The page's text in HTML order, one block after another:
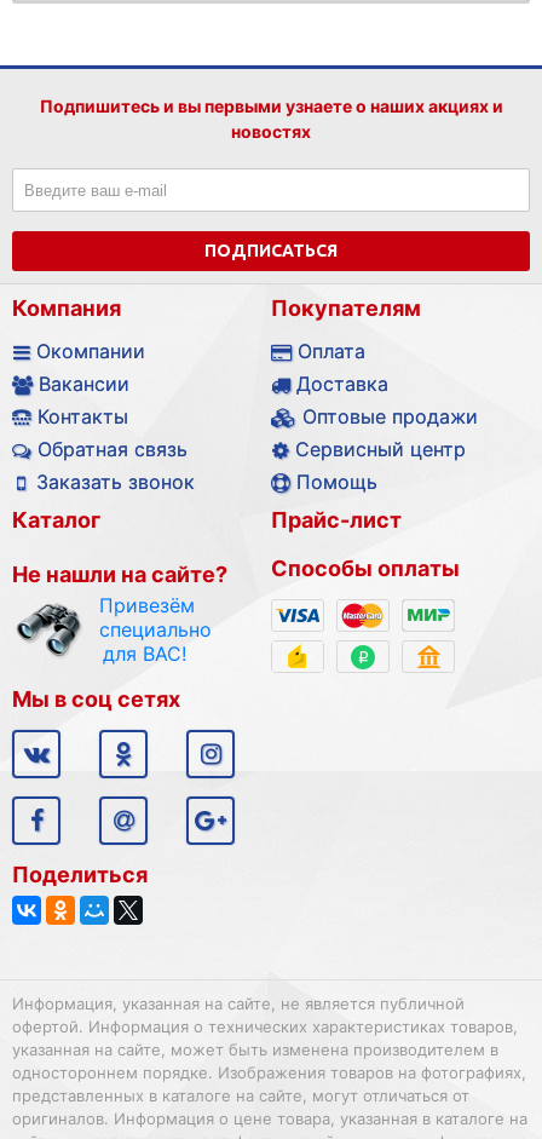
Подпишитесь и вы первыми узнаете о наших акциях и
новостях
ПОДПИСАТЬСЯ
Компания
Окомпании
Вакансии
Контакты
Обратная связь
Заказать звонок
Покупателям
Оплата
Доставка
Оптовые продажи
Сервисный центр
Помощь
Каталог
Не нашли на сайте?
Привезём
специально
для ВАС!
Прайс-лист
Способы оплаты
Мы в соц сетях
Поделиться
Информация, указанная на сайте, не является публичной
офертой. Информация о технических характеристиках товаров,
указанная на сайте, может быть изменена производителем в
одностороннем порядке. Изображения товаров на фотографиях,
представленных в каталоге на сайте, могут отличаться от
оригиналов. Информация о цене товара, указанная в каталоге на